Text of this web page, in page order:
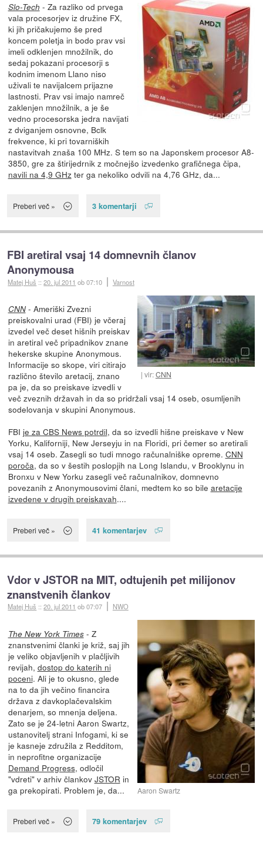
Slo-Tech - Za razliko od prvega
vala procesorjev iz družine FX,
ki jih pričakujemo še pred
koncem poletja in bodo prav vsi
imeli odklenjen množilnik, do
sedaj pokazani procesorji s
kodnim imenom Llano niso
uživali te navijalcem prijazne
lastnosti. Prav vsi imajo namreč
zaklenjen množilnik, a je še
vedno procesorska jedra navijati
z dviganjem osnovne, Bclk
frekvence, ki pri tovarniških
nastavitvah znaša 100 MHz. S tem so na Japonskem procesor A8-
3850, gre za štirijedrnik z močnejšo izvedenko grafičnega čipa,
navili na 4,9 GHzter ga nekoliko odvili na 4,76 GHz, da...
Preberi več » 3 komentarji
FBI aretiral vsaj 14 domnevnih članov
Anonymousa
Matej Huš ::20. jul 2011 ob 07:10 Varnost
vir:CNN
CNN- Ameriški Zvezni
preiskovalni urad (FBI) je včeraj
izvedel več deset hišnih preiskav
in aretiral več pripadnikov znane
hekerske skupine Anonymous.
Informacije so skope, viri citirajo
različno število aretacij, znano
pa je, da so preiskave izvedli v
več zveznih državah in da so pridržali vsaj 14 oseb, osumljenih
sodelovanja v skupini Anonymous.
FBI je za CBS News potrdil, da so izvedli hišne preiskave v New
Yorku, Kaliforniji, New Jerseyju in na Floridi, pri čemer so aretirali
vsaj 14 oseb. Zasegli so tudi mnogo računalniške opreme. CNN
poroča, da so v šestih poslopjih na Long Islandu, v Brooklynu in
Bronxu v New Yorku zasegli več računalnikov, domnevno
povezanih z Anonymousovimi člani, medtem ko so bile aretacije
izvedene v drugih preiskavah....
Preberi več » 41 komentarjev
Vdor v JSTOR na MIT, odtujenih pet milijonov
znanstvenih člankov
Matej Huš ::20. jul 2011 ob 07:07 NWO
Aaron Swartz
The New York Times- Z
znanstvenimi članki je križ, saj jih
je veliko objavljenih v plačljivih
revijah, dostop do katerih ni
poceni. Ali je to okusno, glede
na to da jih večino financira
država z davkoplačevalskim
denarjem, so mnenja deljena.
Zato se je 24-letni Aaron Swartz,
ustanovitelj strani Infogami, ki se
je kasneje združila z Redditom,
in neprofitne organizacije
Demand Progress, odločil
"vdreti" v arhiv člankov JSTOR in
ga prekopirati. Problem je, da...
Preberi več » 79 komentarjev